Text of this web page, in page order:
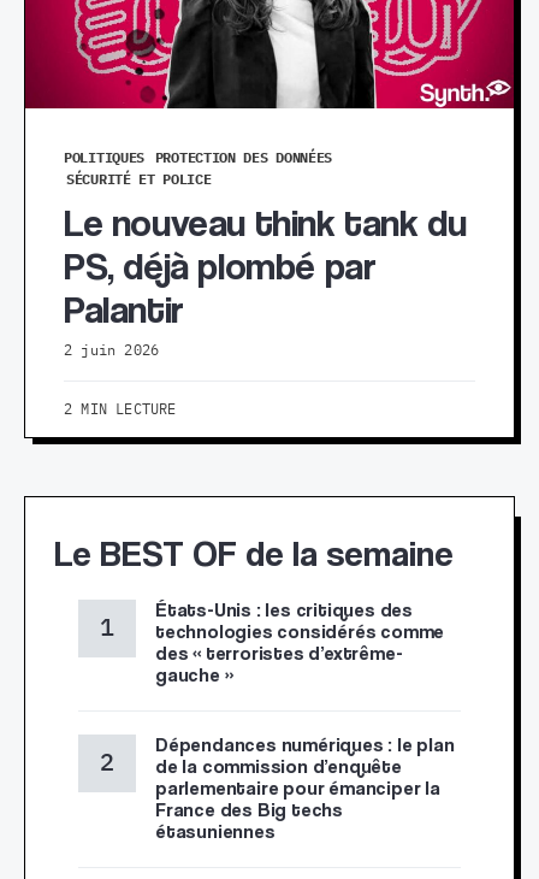
POLITIQUES
PROTECTION DES DONNÉES
SÉCURITÉ ET POLICE
Le nouveau think tank du
PS, déjà plombé par
Palantir
2 juin 2026
2 MIN LECTURE
Le BEST OF de la semaine
États-Unis : les critiques des
technologies considérés comme
des « terroristes d’extrême-
gauche »
Dépendances numériques : le plan
de la commission d’enquête
parlementaire pour émanciper la
France des Big techs
étasuniennes